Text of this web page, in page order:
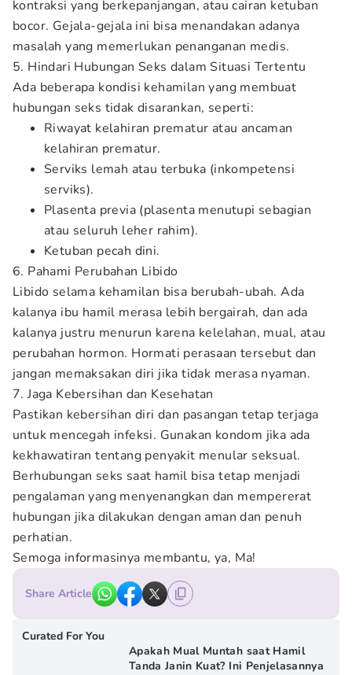
kontraksi yang berkepanjangan, atau cairan ketuban
bocor. Gejala-gejala ini bisa menandakan adanya
masalah yang memerlukan penanganan medis.
5. Hindari Hubungan Seks dalam Situasi Tertentu
Ada beberapa kondisi kehamilan yang membuat
hubungan seks tidak disarankan, seperti:
Riwayat kelahiran prematur atau ancaman
kelahiran prematur.
Serviks lemah atau terbuka (inkompetensi
serviks).
Plasenta previa (plasenta menutupi sebagian
atau seluruh leher rahim).
Ketuban pecah dini.
6. Pahami Perubahan Libido
Libido selama kehamilan bisa berubah-ubah. Ada
kalanya ibu hamil merasa lebih bergairah, dan ada
kalanya justru menurun karena kelelahan, mual, atau
perubahan hormon. Hormati perasaan tersebut dan
jangan memaksakan diri jika tidak merasa nyaman.
7. Jaga Kebersihan dan Kesehatan
Pastikan kebersihan diri dan pasangan tetap terjaga
untuk mencegah infeksi. Gunakan kondom jika ada
kekhawatiran tentang penyakit menular seksual.
Berhubungan seks saat hamil bisa tetap menjadi
pengalaman yang menyenangkan dan mempererat
hubungan jika dilakukan dengan aman dan penuh
perhatian.
Semoga informasinya membantu, ya, Ma!
Share Article
Curated For You
Apakah Mual Muntah saat Hamil
Tanda Janin Kuat? Ini Penjelasannya